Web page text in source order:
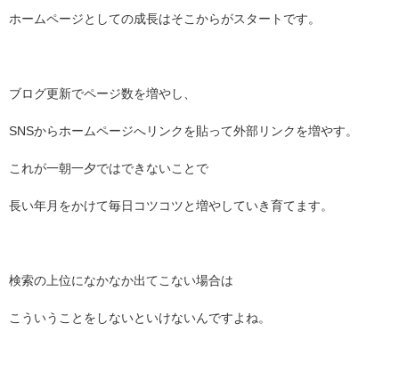
ホームページとしての成長はそこからがスタートです。
ブログ更新でページ数を増やし、
SNSからホームページへリンクを貼って外部リンクを増やす。
これが一朝一夕ではできないことで
長い年月をかけて毎日コツコツと増やしていき育てます。
検索の上位になかなか出てこない場合は
こういうことをしないといけないんですよね。